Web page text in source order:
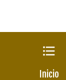
Inicio